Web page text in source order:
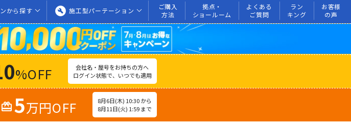
から探す build_circle 施工型パーテーション
ご購入
方法
拠点・
ショールーム
よくある
ご質問
ラン
キング
お客様
の声
%OFF
会社名・屋号をお持ちの方へ
ログイン状態で、いつでも適用
redeem 5万円OFF
8月6日(木) 10:30 から
8月11日(火) 1:59 まで